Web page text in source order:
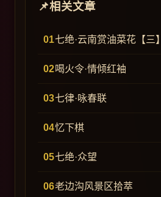
相关文章
七绝·云南赏油菜花【三】
喝火令·情倾红袖
七律·咏春联
忆下棋
七绝·众望
老边沟风景区拾萃